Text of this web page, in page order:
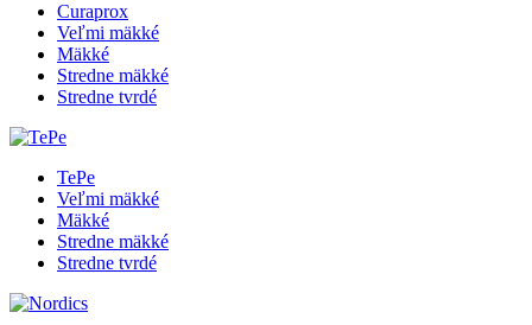
Curaprox
Veľmi mäkké
Mäkké
Stredne mäkké
Stredne tvrdé
TePe
Veľmi mäkké
Mäkké
Stredne mäkké
Stredne tvrdé